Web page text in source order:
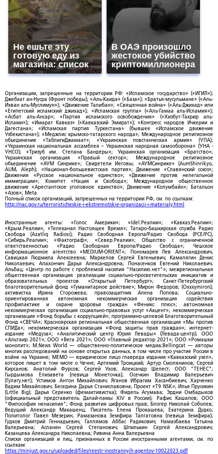
Не ешьте эту
готовую еду из
магазина: список
В ОАЭ произошло
жестокое убийство
криптомиллионера
Организации, запрещенные на территории РФ: «Исламское государство» («ИГИЛ»);
Джебхат ан-Нусра (Фронт победы); «Аль-Каида» («База»); «Братья-мусульмане» («Аль-
Ихван аль-Муслимун»); «Движение Талибан»; «Священная война» («Аль-Джихад» или
«Египетский исламский джихад»); «Исламская группа» («Аль-Гамаа аль-Исламия»);
«Асбат аль-Ансар»; «Партия исламского освобождения» («Хизбут-Тахрир аль-
Ислами»); «Имарат Кавказ» («Кавказский Эмират»); «Конгресс народов Ичкерии и
Дагестана»; «Исламская партия Туркестана» (бывшее «Исламское движение
Узбекистана»); «Меджлис крымско-татарского народа»; Международное религиозное
объединение «ТаблигиДжамаат»; «Украинская повстанческая армия» (УПА);
«Украинская национальная ассамблея – Украинская народная самооборона» (УНА -
УНСО); «Тризуб им. Степана Бандеры»; Украинская организация «Братство»;
Украинская организация «Правый сектор»; Международное религиозное
объединение «АУМ Синрике»; Свидетели Иеговы; «АУМСинрике» (AumShinrikyo,
AUM, Aleph); «Национал-большевистская партия»; Движение «Славянский союз»;
Движения «Русское национальное единство»; «Движение против нелегальной
иммиграции»; Комитет «Нация и Свобода»; Международное общественное
движение «Арестантское уголовное единство»; Движение «Колумбайн»; Батальон
«Азов»; Meta
Полный список организаций, запрещенных на территории РФ, см. по ссылкам:
http://nac.gov.ru/terroristicheskie-i-ekstremistskie-organizacii-i-materialy.html
Иностранные агенты: «Голос Америки»; «Idel.Реалии»; «Кавказ.Реалии»;
«Крым.Реалии»; «Телеканал Настоящее Время»; Татаро-башкирская служба Радио
Свобода (Azatliq Radiosi); Радио Свободная Европа/Радио Свобода (PCE/PC);
«Сибирь.Реалии»; «Фактограф»; «Север.Реалии»; Общество с ограниченной
ответственностью «Радио Свободная Европа/Радио Свобода»; Чешское
информационное агентство «MEDIUM-ORIENT»; Пономарев Лев Александрович;
Савицкая Людмила Алексеевна; Маркелов Сергей Евгеньевич; Камалягин Денис
Николаевич; Апахончич Дарья Александровна; Понасенков Евгений Николаевич;
Альбац; «Центр по работе с проблемой насилия "Насилию.нет"»; межрегиональная
общественная организация реализации социально-просветительских инициатив и
образовательных проектов «Открытый Петербург»; Санкт-Петербургский
благотворительный фонд «Гуманитарное действие»; Мирон Федоров; (Oxxxymiron);
активистка Ирина Сторожева; правозащитник Алена Попова; Социально-
ориентированная автономная некоммерческая организация содействия
профилактике и охране здоровья граждан «Феникс плюс»; автономная
некоммерческая организация социально-правовых услуг «Акцент»; некоммерческая
организация «Фонд борьбы с коррупцией»; программно-целевой Благотворительный
Фонд «СВЕЧА»; Красноярская региональная общественная организация «Мы против
СПИДа»; некоммерческая организация «Фонд защиты прав граждан»; интернет-
издание «Медуза»; «Аналитический центр Юрия Левады» (Левада-центр); ООО
«Альтаир 2021»; ООО «Вега 2021»; ООО «Главный редактор 2021»; ООО «Ромашки
монолит»; M.News World — общественно-политическое медиа;Bellingcat — авторы
многих расследований на основе открытых данных, в том числе про участие России в
войне на Украине; МЕМО — юридическое лицо главреда издания «Кавказский узел»,
которое пишет в том числе о Чечне; Артемий Троицкий; Артур Смолянинов; Сергей
Кирсанов; Анатолий Фурсов; Сергей Ухов; Александр Шелест; ООО "ТЕНЕС";
Гырдымова Елизавета (певица Монеточка); Осечкин Владимир Валерьевич
(Гулагу.нет); Устимов Антон Михайлович; Яганов Ибрагим Хасанбиевич; Харченко
Вадим Михайлович; Беседина Дарья Станиславовна; Проект «T9 NSK»; Илья Прусикин
(Little Big); Дарья Серенко (фемактивистка); Фидель Агумава; Эрдни Омбадыков
(официальный представитель Далай-ламы XIV в России); Рафис Кашапов; ООО
"Философия ненасилия"; Фонд развития цифровых прав; Блогер Николай Соболев;
Ведущий Александр Макашенц; Писатель Елена Прокашева; Екатерина Дудко;
Политолог Павел Мезерин; Рамазанова Земфира Талгатовна (певица Земфира);
Гудков Дмитрий Геннадьевич; Галлямов Аббас Радикович; Намазбаева Татьяна
Валерьевна; Асланян Сергей Степанович; Шпилькин Сергей Александрович;
Казанцева Александра Николаевна; Ривина Анна Валерьевна
Списки организаций и лиц, признанных в России иностранными агентами, см. по
ссылкам:
https://minjust.gov.ru/uploaded/files/reestr-inostrannyih-agentov-10022023.pdf